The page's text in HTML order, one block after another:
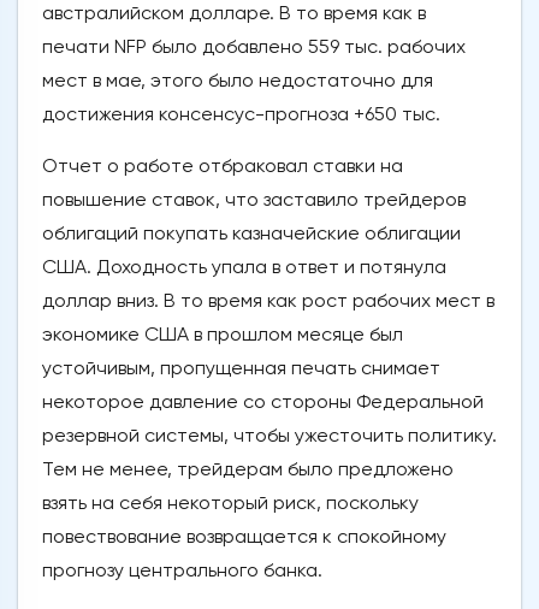
австралийском долларе. В то время как в
печати NFP было добавлено 559 тыс. рабочих
мест в мае, этого было недостаточно для
достижения консенсус-прогноза +650 тыс.
Отчет о работе отбраковал ставки на
повышение ставок, что заставило трейдеров
облигаций покупать казначейские облигации
США. Доходность упала в ответ и потянула
доллар вниз. В то время как рост рабочих мест в
экономике США в прошлом месяце был
устойчивым, пропущенная печать снимает
некоторое давление со стороны Федеральной
резервной системы, чтобы ужесточить политику.
Тем не менее, трейдерам было предложено
взять на себя некоторый риск, поскольку
повествование возвращается к спокойному
прогнозу центрального банка.